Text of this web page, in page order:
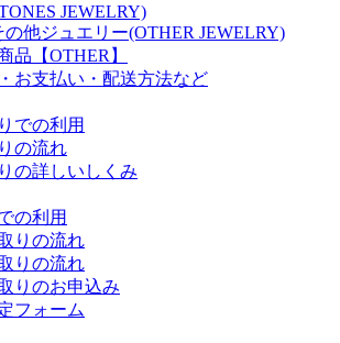
JEWELRY)
の他ジュエリー(OTHER JEWELRY)
品【OTHER】
お支払い・配送方法など
での利用
の流れ
の詳しいしくみ
の利用
りの流れ
りの流れ
りのお申込み
フォーム